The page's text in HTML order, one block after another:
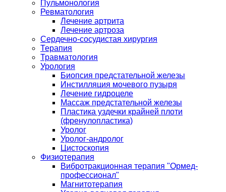
Пульмонология
Ревматология
Лечение артрита
Лечение артроза
Сердечно-сосудистая хирургия
Терапия
Травматология
Урология
Биопсия предстательной железы
Инстилляция мочевого пузыря
Лечение гидроцеле
Массаж предстательной железы
Пластика уздечки крайней плоти
(френулопластика)
Уролог
Уролог-андролог
Цистоскопия
Физиотерапия
Вибротракционная терапия "Ормед-
профессионал"
Магнитотерапия